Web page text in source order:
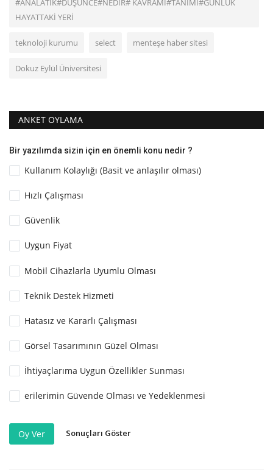
#ANALATİK#DÜŞÜNCE#NEDİR# KAVRAMI#TANIMI#GÜNLÜK
HAYATTAKİ YERİ
teknoloji kurumu select menteşe haber sitesi
Dokuz Eylül Üniversitesi
ANKET OYLAMA
Bir yazılımda sizin için en önemli konu nedir ?
Kullanım Kolaylığı (Basit ve anlaşılır olması)
Hızlı Çalışması
Güvenlik
Uygun Fiyat
Mobil Cihazlarla Uyumlu Olması
Teknik Destek Hizmeti
Hatasız ve Kararlı Çalışması
Görsel Tasarımının Güzel Olması
İhtiyaçlarıma Uygun Özellikler Sunması
erilerimin Güvende Olması ve Yedeklenmesi
Oy Ver Sonuçları Göster